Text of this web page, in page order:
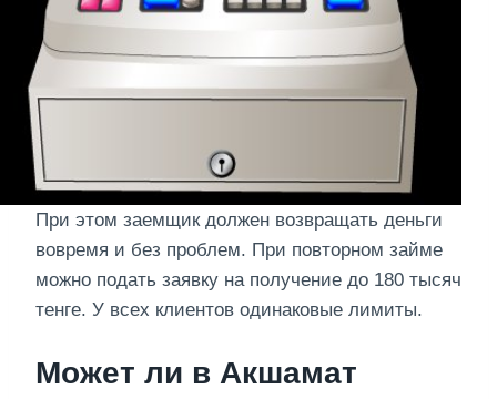
При этом заемщик должен возвращать деньги
вовремя и без проблем. При повторном займе
можно подать заявку на получение до 180 тысяч
тенге. У всех клиентов одинаковые лимиты.
Может ли в Акшамат